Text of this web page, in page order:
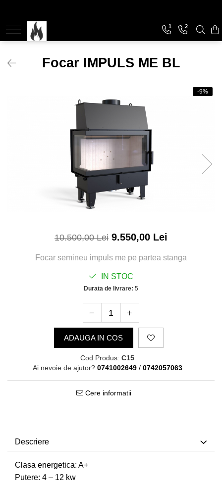
Soba de Incalzit
Soba de incalzit cu plita
1 2
Focar IMPULS ME BL
-9%
10.500,00 Lei 9.550,00 Lei
Focar semineu impuls me pe partea stanga
IN STOC
Durata de livrare: 5
ADAUGA IN COS
Cod Produs: C15
Ai nevoie de ajutor? 0741002649 / 0742057063
Cere informatii
Descriere
Clasa energetica: A+
Putere: 4 – 12 kw